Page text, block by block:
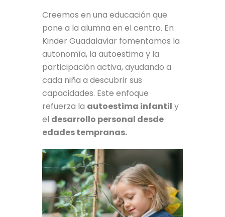
Creemos en una educación que
pone a la alumna en el centro. En
Kinder Guadalaviar fomentamos la
autonomía, la autoestima y la
participación activa, ayudando a
cada niña a descubrir sus
capacidades. Este enfoque
refuerza la autoestima infantil y
el desarrollo personal desde
edades tempranas.